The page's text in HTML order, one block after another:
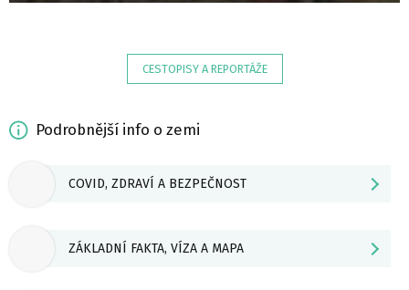
CESTOPISY A REPORTÁŽE
Podrobnější info o zemi
COVID, ZDRAVÍ A BEZPEČNOST
ZÁKLADNÍ FAKTA, VÍZA A MAPA